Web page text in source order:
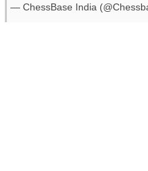
— ChessBase India